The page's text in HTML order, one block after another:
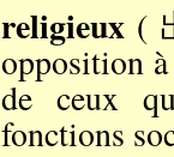
religieux (
opposition
de ceux
fonctions